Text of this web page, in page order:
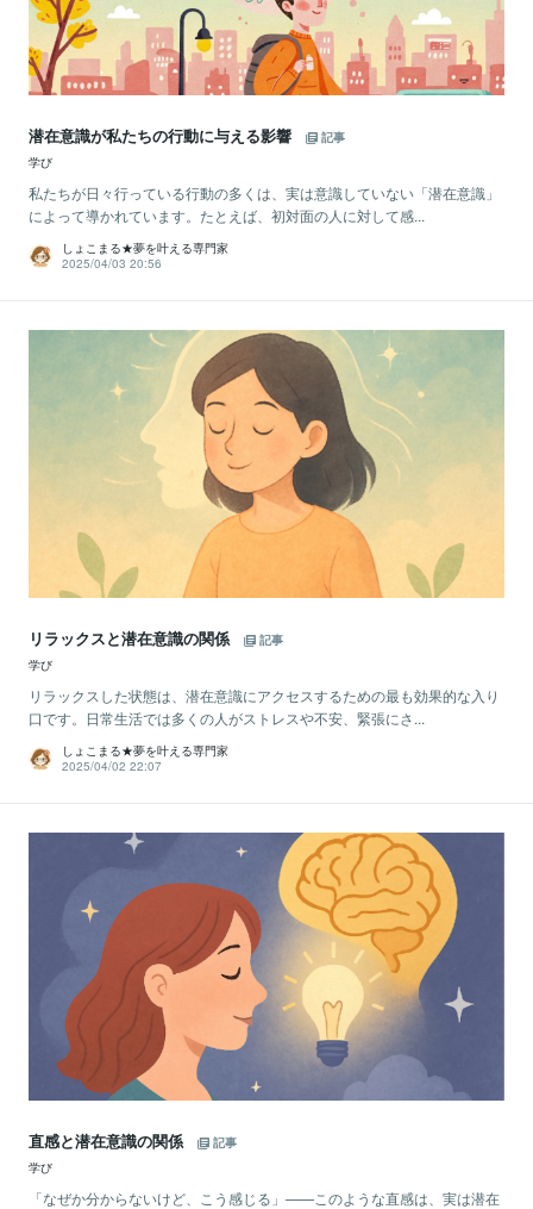
潜在意識が私たちの行動に与える影響
記事
学び
私たちが日々行っている行動の多くは、実は意識していない「潜在意識」
によって導かれています。たとえば、初対面の人に対して感...
しょこまる★夢を叶える専門家
2025/04/03 20:56
リラックスと潜在意識の関係
記事
学び
リラックスした状態は、潜在意識にアクセスするための最も効果的な入り
口です。日常生活では多くの人がストレスや不安、緊張にさ...
しょこまる★夢を叶える専門家
2025/04/02 22:07
直感と潜在意識の関係
記事
学び
「なぜか分からないけど、こう感じる」——このような直感は、実は潜在